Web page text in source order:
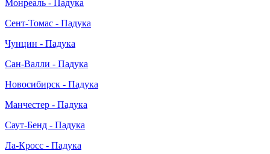
Монреаль - Падука
Сент-Томас - Падука
Чунцин - Падука
Сан-Валли - Падука
Новосибирск - Падука
Манчестер - Падука
Саут-Бенд - Падука
Ла-Кросс - Падука